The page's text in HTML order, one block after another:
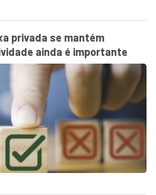
privada se mantém
ainda é importante